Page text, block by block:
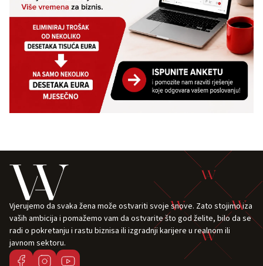
Vjerujemo da svaka žena može ostvariti svoje snove. Zato stojimo iza
vaših ambicija i pomažemo vam da ostvarite što god želite, bilo da se
radi o pokretanju i rastu biznisa ili izgradnji karijere u realnom ili
javnom sektoru.